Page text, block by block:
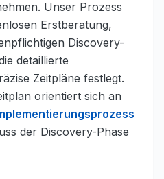
Unser Prozess
Erstberatung,
Discovery-
detaillierte
Zeitpläne festlegt.
orientiert sich an
der Discovery-Phase